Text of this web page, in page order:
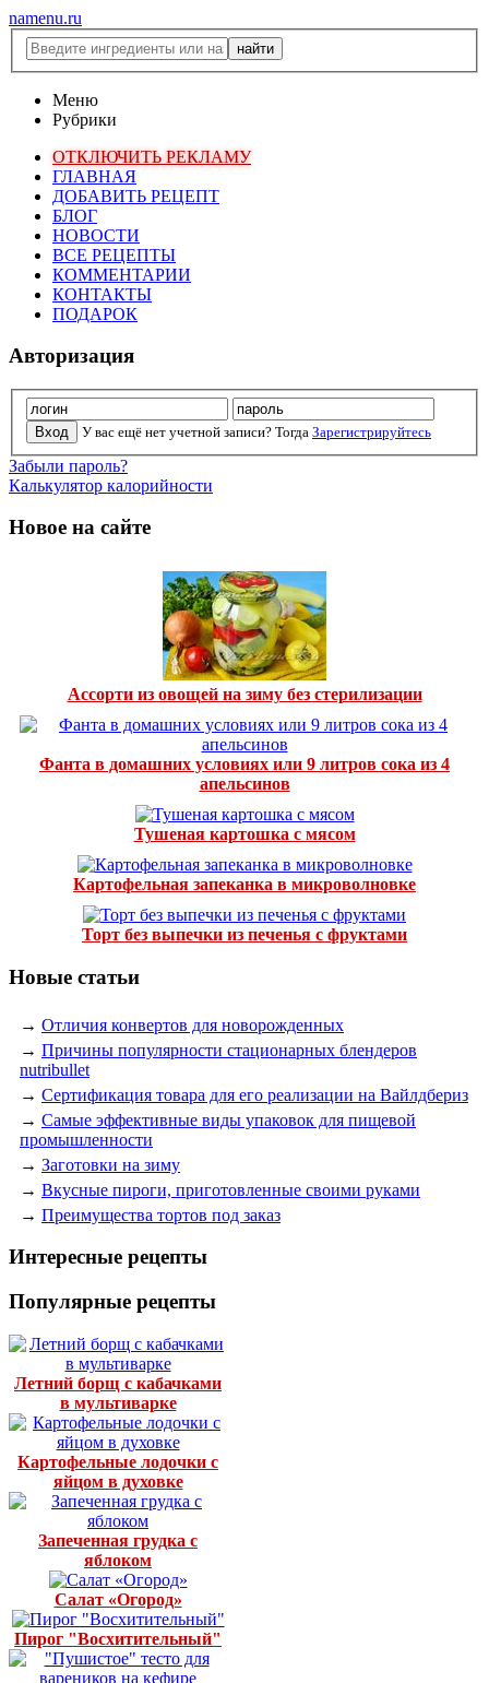
namenu.ru
Меню
Рубрики
ОТКЛЮЧИТЬ РЕКЛАМУ
ГЛАВНАЯ
ДОБАВИТЬ РЕЦЕПТ
БЛОГ
НОВОСТИ
ВСЕ РЕЦЕПТЫ
КОММЕНТАРИИ
КОНТАКТЫ
ПОДАРОК
Авторизация
У вас ещё нет учетной записи? Тогда Зарегистрируйтесь
Забыли пароль?
Калькулятор калорийности
Новое на сайте
Ассорти из овощей на зиму без стерилизации
Фанта в домашних условиях или 9 литров сока из 4
апельсинов
Тушеная картошка с мясом
Картофельная запеканка в микроволновке
Торт без выпечки из печенья с фруктами
Новые статьи
→ Отличия конвертов для новорожденных
→ Причины популярности стационарных блендеров
nutribullet
→ Сертификация товара для его реализации на Вайлдбериз
→ Самые эффективные виды упаковок для пищевой
промышленности
→ Заготовки на зиму
→ Вкусные пироги, приготовленные своими руками
→ Преимущества тортов под заказ
Интересные рецепты
Популярные рецепты
Летний борщ с кабачками
в мультиварке
Картофельные лодочки с
яйцом в духовке
Запеченная грудка с
яблоком
Салат «Огород»
Пирог "Восхитительный"